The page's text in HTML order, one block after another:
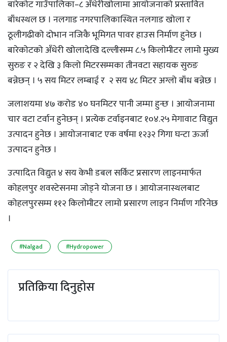
बारेकोट गाउँपालिका–८ अँधेरीखोलामा आयोजनाको प्रस्तावित
बाँधस्थल छ । नलगाड नगरपालिकास्थित नलगाड खोला र
ठूलीगढीको दोभान नजिकै भूमिगत पावर हाउस निर्माण हुनेछ ।
बारेकोटको अँधेरी खोलादेखि दल्लीसम्म ८.५ किलाेमीटर लामो मुख्य
सुरुङ र २ देखि ३ किलो मिटरसम्मका तीनवटा सहायक सुरुङ
बन्नेछन् । ५ सय मिटर लम्बाई र २ सय ४८ मिटर अग्लो बाँध बन्नेछ ।
जलाशयमा ४७ करोड ४० घनमिटर पानी जम्मा हुन्छ । आयोजनामा
चार वटा टर्वान हुनेछन् । प्रत्येक टर्वाइनबाट १०४.२५ मेगावाट विद्युत
उत्पादन हुनेछ । आयोजनाबाट एक वर्षमा १२३२ गिगा घन्टा ऊर्जा
उत्पादन हुनेछ ।
उत्पादित विद्युत ४ सय केभी डबल सर्किट प्रसारण लाइनमार्फत
कोहलपुर शवस्टेसनमा जोड्ने योजना छ । आयोजनास्थलबाट
कोहलपुरसम्म ११२ किलाेमीटर लामो प्रसारण लाइन निर्माण गरिनेछ
।
#Nalgad #Hydropower
प्रतिक्रिया दिनुहोस